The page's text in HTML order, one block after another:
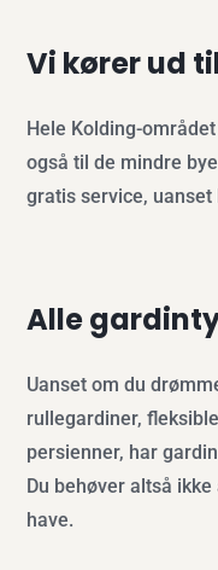
Vi kører ud
Hele Kolding-
også til de mindre
gratis service,
Alle
Uanset om du
rullegardiner,
persienner, har
Du behøver altså
have.